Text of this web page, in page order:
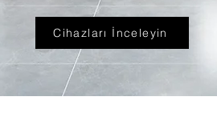
Cihazları İnceleyin